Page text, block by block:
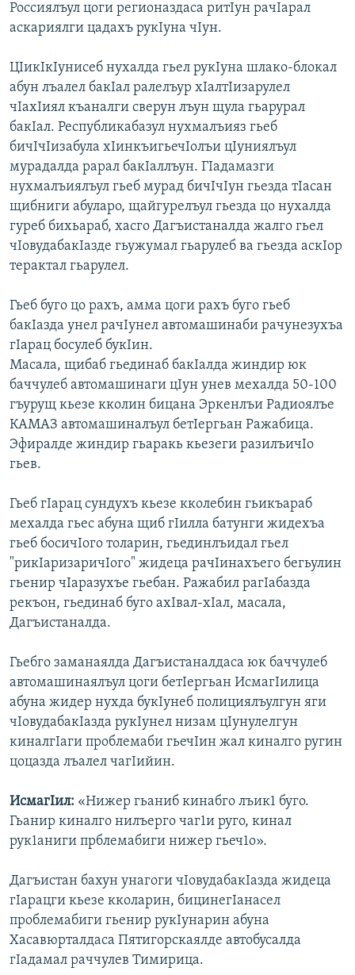
Россиялъул цоги регионаздаса ритIун рачIарал
аскариялги цадахъ рукIуна чIун.
ЦIикIкIунисеб нухалда гьел рукIуна шлако-блокал
абун лъалел бакIал ралелъур хIалтIизарулел
чIахIиял къаналги сверун лъун щула гьарурал
бакIал. Республикабазул нухмалъияз гьеб
бичIчIизабула хIинкъигьечIолъи цIуниялъул
мурадалда рарал бакIаллъун. ГIадамазги
нухмалъиялъул гьеб мурад бичIчIун гьезда тIасан
щибниги абуларо, щайгурелъул гьезда цо нухалда
гуреб бихьараб, хасго Дагъистаналда жалго гьел
чIовудабакIазде гьужумал гьарулеб ва гьезда аскIор
терактал гьарулел.
Гьеб буго цо рахъ, амма цоги рахъ буго гьеб
бакIазда унел рачIунел автомашинаби рачунезухъа
гIарац босулеб букIин.
Масала, щибаб гьединаб бакIалда жиндир юк
баччулеб автомашинаги цIун унев мехалда 50-100
гъурущ кьезе кколин бицана Эркенлъи Радиоялъе
КАМАЗ автомашиналъул бетIергьан Ражабица.
Эфиралде жиндир гьаракь кьезеги разилъичIо
гьев.
Гьеб гIарац сундухъ кьезе кколебин гьикъараб
мехалда гьес абуна щиб гIилла батунги жидехъа
гьеб босичIого толарин, гьединлъидал гьел
"рикIаризаричIого" жидеца рачIинахъего бегьулин
гьенир чIаразухъе гьебан. Ражабил рагIабазда
рекъон, гьединаб буго ахIвал-хIал, масала,
Дагъистаналда.
Гьебго заманаялда Дагъистаналдаса юк баччулеб
автомашинаялъул цоги бетIергьан ИсмагIилица
абуна жидер нухда букIунеб полициялъулгун яги
чIовудабакIазда рукIунел низам цIунулелгун
киналгIаги проблемаби гьечIин жал киналго ругин
цоцазда лъалел чагIийин.
ИсмагIил: «Нижер гьаниб кинабго лъик1 буго.
Гьанир киналго нилъерго чаг1и руго, кинал
рук1аниги прблемабиги нижер гьеч1о».
Дагъистан бахун унагоги чIовудабакIазда жидеца
гIарацги кьезе кколарин, бицинегIанасел
проблемабиги гьенир рукIунарин абуна
Хасавюрталдаса Пятигорскаялде автобусалда
гIадамал раччулев Тимирица.